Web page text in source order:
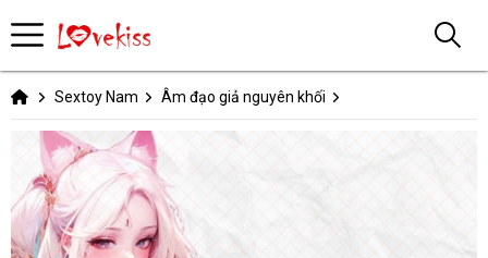
Sextoy Nam Âm đạo giả nguyên khối